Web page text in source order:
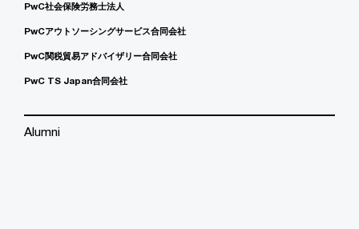
PwC社会保険労務士法人
PwCアウトソーシングサービス合同会社
PwC関税貿易アドバイザリー合同会社
PwC TS Japan合同会社
Alumni